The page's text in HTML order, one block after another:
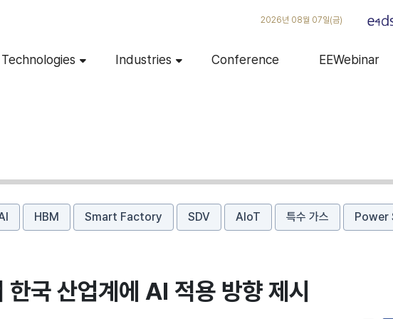
2026년 08월 07일(금)
Technologies Industries Conference EEWebinar
HBM Smart Factory SDV AIoT 특수 가스 Power
국 산업계에 AI 적용 방향 제시